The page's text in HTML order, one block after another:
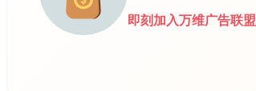
即刻加入万维广告联盟